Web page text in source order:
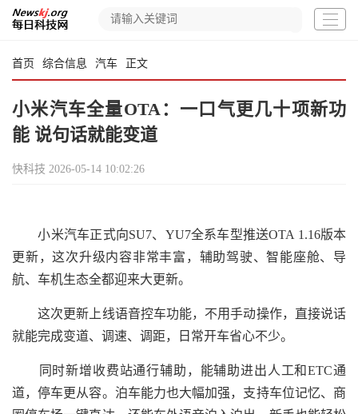
首页 综合信息 汽车 正文
小米汽车全量OTA：一口气更几十项新功
能 说句话就能变道
快科技 2026-05-14 10:02:26
小米汽车正式向SU7、YU7全系车型推送OTA 1.16版本
更新，这次升级内容非常丰富，辅助驾驶、智能座舱、导
航、车机生态全都迎来大更新。
这次更新上线语音控车功能，不用手动操作，直接说话
就能完成变道、调速、调距，日常开车省心不少。
同时新增收费站通行辅助，能辅助进出人工和ETC通
道，停车更从容。泊车能力也大幅加强，支持车位记忆、商